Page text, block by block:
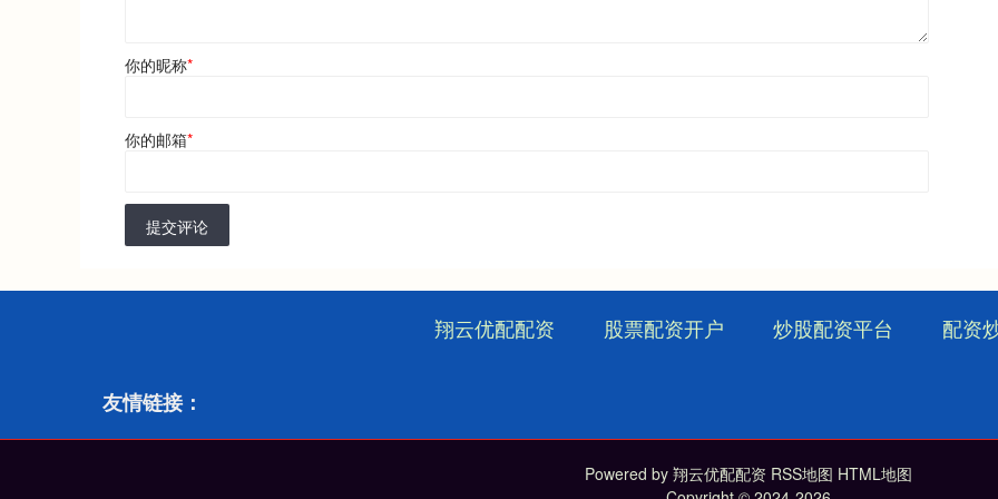
你的昵称*
你的邮箱*
提交评论
翔云优配配资 股票配资开户 炒股配资平台 配资
友情链接：
Powered by 翔云优配配资 RSS地图 HTML地图